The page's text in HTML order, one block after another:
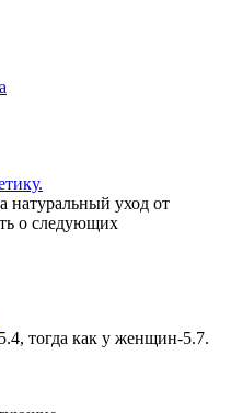
натуральный уход от
о следующих
тогда как у женщин-5.7.